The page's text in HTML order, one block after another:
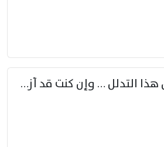
أفاطم مهلا بعض هذا التدلل … وإن كنت قد أزمعت صرمي فأجملي